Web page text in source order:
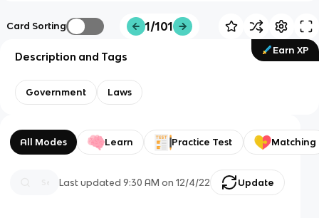
Card Sorting 1/101
Earn XP
Description and Tags
Government Laws
All Modes Learn Practice Test Matching
Last updated9:30 AM on 12/4/22 Update